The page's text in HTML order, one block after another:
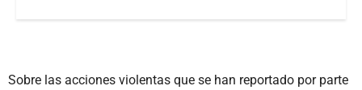
Sobre las acciones violentas que se han reportado por parte